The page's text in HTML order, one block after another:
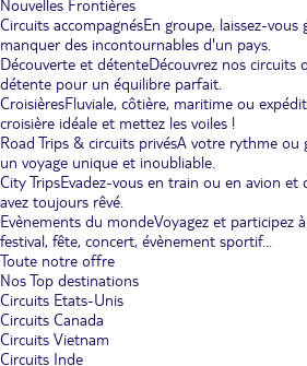
Nouvelles Frontières
Circuits accompagnésEn groupe, laissez-
manquer des incontournables d'un pays.
Découverte et détenteDécouvrez nos circuits
détente pour un équilibre parfait.
CroisièresFluviale, côtière, maritime ou
croisière idéale et mettez les voiles !
Road Trips & circuits privésA votre rythme ou
un voyage unique et inoubliable.
City TripsEvadez-vous en train ou en avion et
avez toujours rêvé.
Evènements du mondeVoyagez et participez
festival, fête, concert, évènement sportif...
Toute notre offre
Nos Top destinations
Circuits Etats-Unis
Circuits Canada
Circuits Vietnam
Circuits Inde